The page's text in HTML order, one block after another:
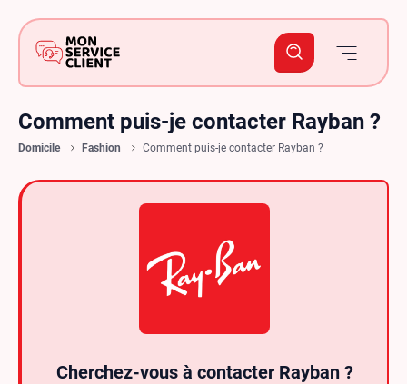
Comment puis-je contacter Rayban ?
Domicile Fashion Comment puis-je contacter Rayban ?
Cherchez-vous à contacter Rayban ?